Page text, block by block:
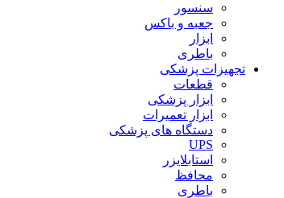
سنسور
جعبه و باکس
ابزار
باطری
تجهیزات پزشکی
قطعات
ابزار پزشکی
ابزار تعمیرات
دستگاه های پزشکی
UPS
استابلایزر
محافظ
باطری